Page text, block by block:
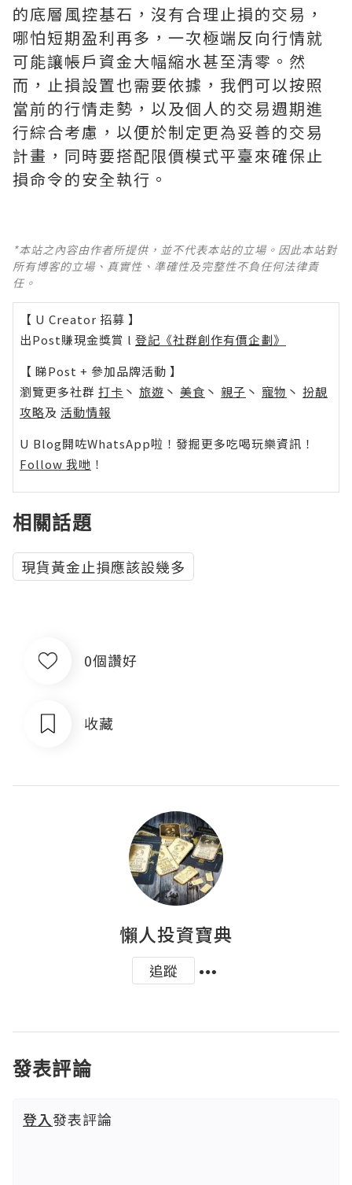
的底層風控基石，沒有合理止損的交易，
哪怕短期盈利再多，一次極端反向行情就
可能讓帳戶資金大幅縮水甚至清零。然
而，止損設置也需要依據，我們可以按照
當前的行情走勢，以及個人的交易週期進
行綜合考慮，以便於制定更為妥善的交易
計畫，同時要搭配限價模式平臺來確保止
損命令的安全執行。
*本站之內容由作者所提供，並不代表本站的立場。因此本站對
所有博客的立場、真實性、準確性及完整性不負任何法律責
任。
【 U Creator 招募 】
出Post賺現金獎賞 l 登記《社群創作有價企劃》
【 睇Post + 參加品牌活動 】
瀏覽更多社群 打卡 丶 旅遊 丶 美食 丶 親子 丶 寵物 丶 扮靚
攻略及 活動情報
U Blog開咗WhatsApp啦！發掘更多吃喝玩樂資訊！
Follow 我哋 ！
相關話題
現貨黃金止損應該設幾多
0個讚好
收藏
懶人投資寶典
追蹤
發表評論
登入發表評論